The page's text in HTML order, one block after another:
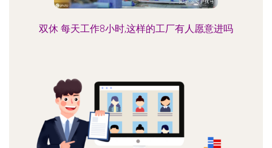
双休 每天工作8小时,这样的工厂有人愿意进吗